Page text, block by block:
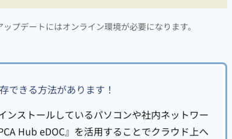
プデートにはオンライン環境が必要になります。
できる方法があります！
ンストールしているパソコンや社内ネットワー
Hub eDOC』を活用することでクラウド上へ